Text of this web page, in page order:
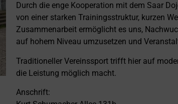
Durch die enge Kooperation mit dem Saar
von einer starken Trainingsstruktur, kurzen
Zusammenarbeit ermöglicht es uns,
auf hohem Niveau umzusetzen und
Traditioneller Vereinssport trifft hier auf
die Leistung möglich macht.
Anschrift: